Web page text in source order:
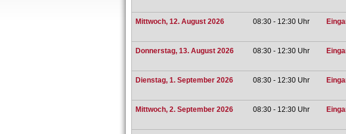
Mittwoch, 12. August 2026 08:30 - 12:30 Uhr
Donnerstag, 13. August 2026 08:30 - 12:30 Uhr
Dienstag, 1. September 2026 08:30 - 12:30 Uhr
Mittwoch, 2. September 2026 08:30 - 12:30 Uhr